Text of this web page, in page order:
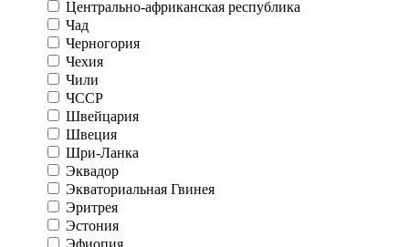
Центрально-африканская республика
Чад
Черногория
Чехия
Чили
ЧССР
Швейцария
Швеция
Шри-Ланка
Эквадор
Экваториальная Гвинея
Эритрея
Эстония
Эфиопия